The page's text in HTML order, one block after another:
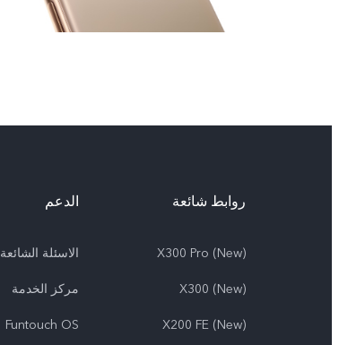
روابط شائعة
X300 Pro (New)
X300 (New)
X200 FE (New)
الدعم
الاسئلة الشائعة
مركز الخدمة
Funtouch OS